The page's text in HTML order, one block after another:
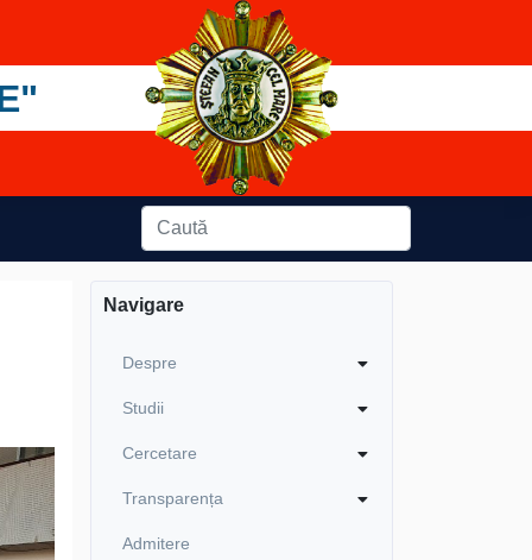
Navigare
Despre
Studii
Cercetare
Transparența
Admitere